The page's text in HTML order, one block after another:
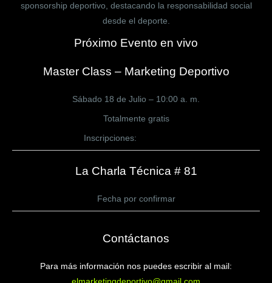
sponsorship deportivo, destacando la responsabilidad social
desde el deporte.
Próximo Evento en vivo
Master Class – Marketing Deportivo
Sábado 18 de Julio – 10:00 a. m.
Totalmente gratis
Inscripciones:
La Charla Técnica # 81
Fecha por confirmar
Contáctanos
Para más información nos puedes escribir al mail: